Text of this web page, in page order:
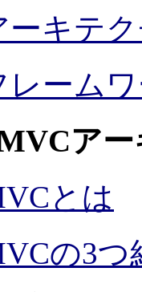
ーキテ
レーム
ア
とは
の3つ